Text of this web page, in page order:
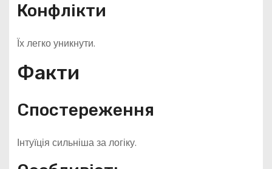
Конфлікти
Їх легко уникнути.
Факти
Спостереження
Інтуїція сильніша за логіку.